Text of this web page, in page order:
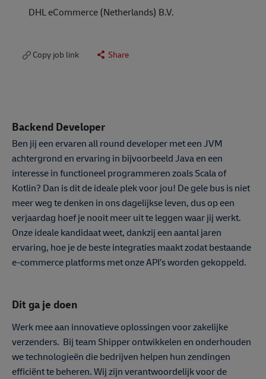
DHL eCommerce (Netherlands) B.V.
Copy job link Share
Backend Developer
Ben jij een ervaren all round developer met een JVM
achtergrond en ervaring in bijvoorbeeld Java en een
interesse in functioneel programmeren zoals Scala of
Kotlin? Dan is dit de ideale plek voor jou! De gele bus is niet
meer weg te denken in ons dagelijkse leven, dus op een
verjaardag hoef je nooit meer uit te leggen waar jij werkt.
Onze ideale kandidaat weet, dankzij een aantal jaren
ervaring, hoe je de beste integraties maakt zodat bestaande
e-commerce platforms met onze API’s worden gekoppeld.
Dit ga je doen
Werk mee aan innovatieve oplossingen voor zakelijke
verzenders. Bij team Shipper ontwikkelen en onderhouden
we technologieën die bedrijven helpen hun zendingen
efficiënt te beheren. Wij zijn verantwoordelijk voor de